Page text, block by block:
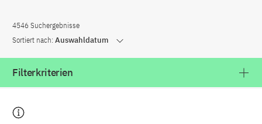
4546 Suchergebnisse
Sortiert nach: Auswahldatum
Filterkriterien